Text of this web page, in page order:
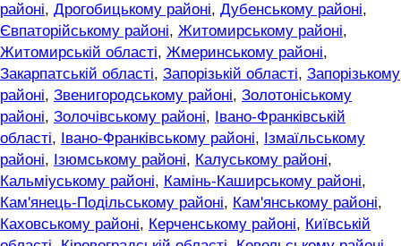
районі, Дрогобицькому районі, Дубенському районі,
Євпаторійському районі, Житомирському районі,
Житомирській області, Жмеринському районі,
Закарпатській області, Запорізькій області, Запорізькому
районі, Звенигородському районі, Золотоніському
районі, Золочівському районі,
Івано-Франківській
області, Івано-Франківському районі, Ізмаїльському
районі, Ізюмському районі, Калуському районі,
Кальміуському районі, Камінь-Каширському районі,
Кам'янець-Подільському районі, Кам'янському районі,
Каховському районі, Керченському районі, Київській